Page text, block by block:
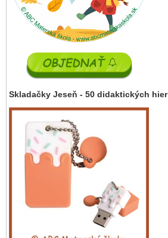
Skladačky Jeseň - 50 didaktických hier